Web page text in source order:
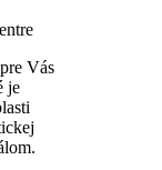
Vás
je